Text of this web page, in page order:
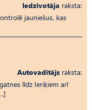
Iedzīvotāja raksta:
jauniešus, kas
Autovadītājs raksta:
līdz Ieriķiem arī